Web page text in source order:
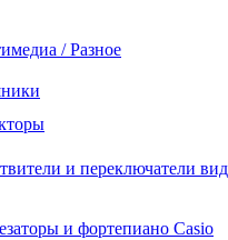
/ Разное
и переключатели
и фортепиано Casio